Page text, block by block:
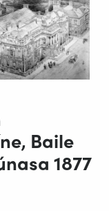
Baile
1877